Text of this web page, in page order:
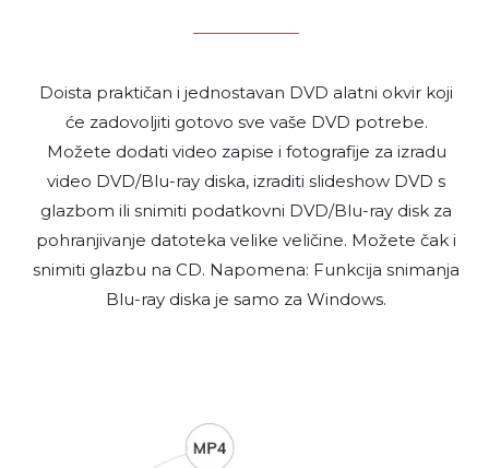
Doista praktičan i jednostavan DVD alatni okvir koji
će zadovoljiti gotovo sve vaše DVD potrebe.
Možete dodati video zapise i fotografije za izradu
video DVD/Blu-ray diska, izraditi slideshow DVD s
glazbom ili snimiti podatkovni DVD/Blu-ray disk za
pohranjivanje datoteka velike veličine. Možete čak i
snimiti glazbu na CD. Napomena: Funkcija snimanja
Blu-ray diska je samo za Windows.